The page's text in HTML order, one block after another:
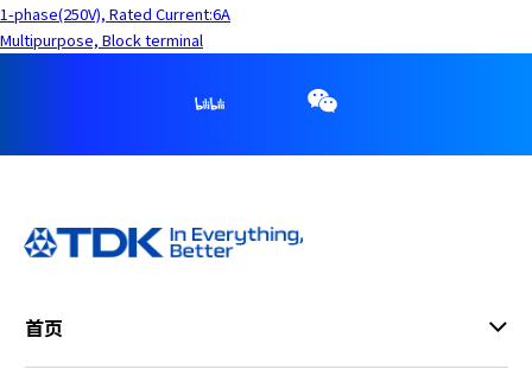
1-phase(250V), Rated Current:6A
Multipurpose, Block terminal
首页